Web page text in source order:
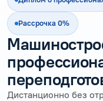
Рассрочка 0%
Дистанционно без